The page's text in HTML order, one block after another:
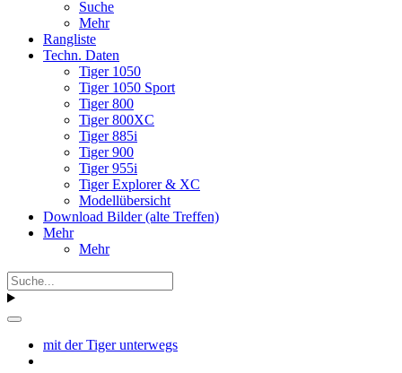
Suche
Mehr
Rangliste
Techn. Daten
Tiger 1050
Tiger 1050 Sport
Tiger 800
Tiger 800XC
Tiger 885i
Tiger 900
Tiger 955i
Tiger Explorer & XC
Modellübersicht
Download Bilder (alte Treffen)
Mehr
Mehr
mit der Tiger unterwegs